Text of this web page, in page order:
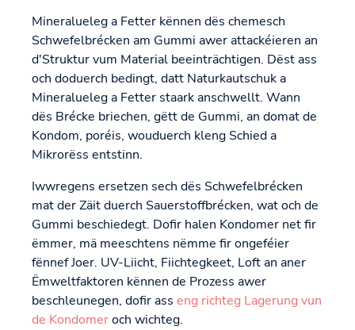
Mineralueleg a Fetter kënnen dës chemesch
Schwefelbrécken am Gummi awer attackéieren an
d'Struktur vum Material beeinträchtigen. Dëst ass
och doduerch bedingt, datt Naturkautschuk a
Mineralueleg a Fetter staark anschwellt. Wann
dës Brécke briechen, gëtt de Gummi, an domat de
Kondom, poréis, wouduerch kleng Schied a
Mikrorëss entstinn.
Iwwregens ersetzen sech dës Schwefelbrécken
mat der Zäit duerch Sauerstoffbrécken, wat och de
Gummi beschiedegt. Dofir halen Kondomer net fir
ëmmer, mä meeschtens nëmme fir ongeféier
fënnef Joer. UV-Liicht, Fiichtegkeet, Loft an aner
Ëmweltfaktoren kënnen de Prozess awer
beschleunegen, dofir ass eng richteg Lagerung vun
de Kondomeroch wichteg.